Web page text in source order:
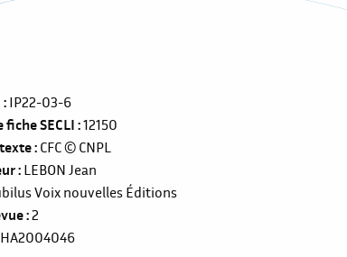
IP22-03-6
SECLI 12150
CFC© CNPL
LEBON Jean
Voix nouvelles Éditions
2